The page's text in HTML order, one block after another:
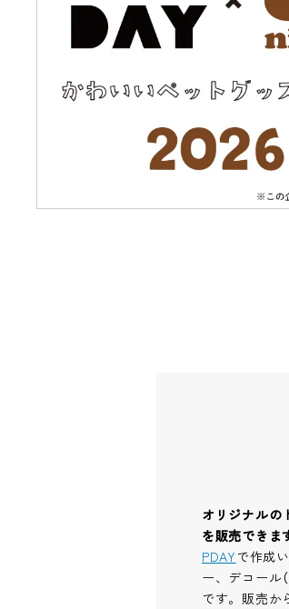
オリジナルの
を販売できま
PDAY で作成
ー、デコール
です。販売か